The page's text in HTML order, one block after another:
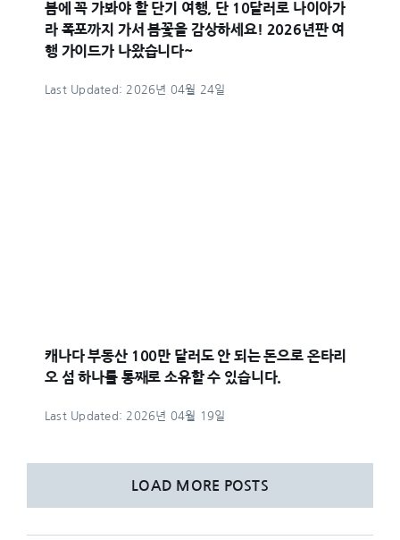
봄에 꼭 가봐야 할 단기 여행, 단 10달러로 나이아가
라 폭포까지 가서 봄꽃을 감상하세요! 2026년판 여
행 가이드가 나왔습니다~
Last Updated: 2026년 04월 24일
캐나다 부동산 100만 달러도 안 되는 돈으로 온타리
오 섬 하나를 통째로 소유할 수 있습니다.
Last Updated: 2026년 04월 19일
LOAD MORE POSTS